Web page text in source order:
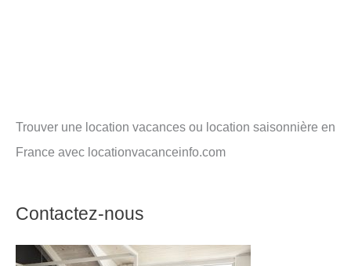
Trouver une location vacances ou location saisonnière en
France avec locationvacanceinfo.com
Contactez-nous